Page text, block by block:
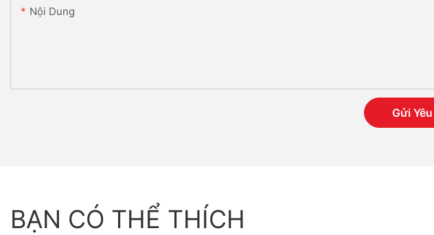
Nội Dung
Gửi
BẠN CÓ THỂ THÍCH